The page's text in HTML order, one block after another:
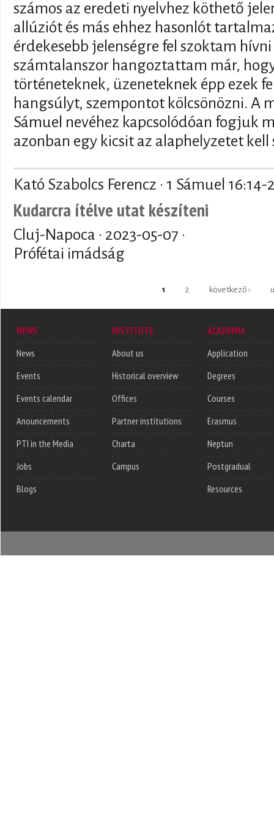
számos az eredeti nyelvhez köthető
allúziót és más ehhez hasonlót
érdekesebb jelenségre fel szoktam
számtalanszor hangoztattam már,
történeteknek, üzeneteknek épp ezek
hangsúlyt, szempontot kölcsönözni. A
Sámuel nevéhez kapcsolódóan fogjuk
azonban egy kicsit az alaphelyzetet
Kató Szabolcs Ferencz · 1 Sámuel 16:14-
Kudarcra ítélve utat készíteni
Cluj-Napoca · 2023-05-07 ·
Prófétai imádság
1 2 következő ›
NEWS
News
Events
Events calendar
Anouncements
PTI in the Media
Jobs
Blogs
INSTITUTE
About us
Historical overview
Offices
Partner institutions
Charta
Campus
ACADEMIA
Application
Degrees
Courses
Erasmus
Neptun
Postgradual
Resources